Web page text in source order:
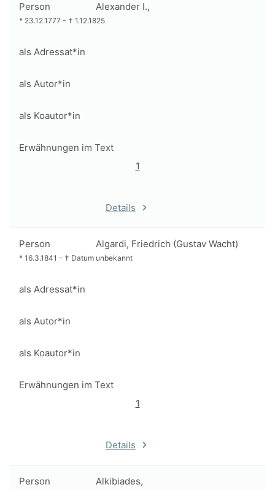
Person Alexander I.,
* 23.12.1777 - † 1.12.1825
als Adressat*in
als Autor*in
als Koautor*in
Erwähnungen im Text
1
Details
Person Algardi, Friedrich (Gustav Wacht)
* 16.3.1841 - † Datum unbekannt
als Adressat*in
als Autor*in
als Koautor*in
Erwähnungen im Text
1
Details
Person Alkibiades,